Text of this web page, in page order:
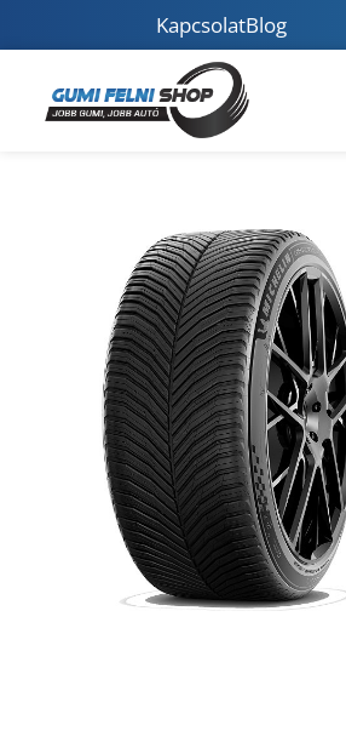
KapcsolatBlog